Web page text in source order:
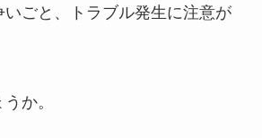
いごと、トラブル発生に注意が
か。